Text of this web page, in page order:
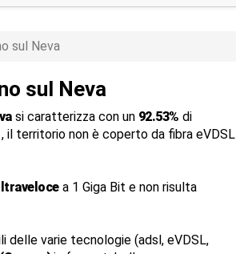
sul Neva
sul Neva
si caratterizza con un 92.53% di
, il territorio non è coperto da fibra eVDSL
a 1 Giga Bit e non risulta
delle varie tecnologie (adsl, eVDSL,